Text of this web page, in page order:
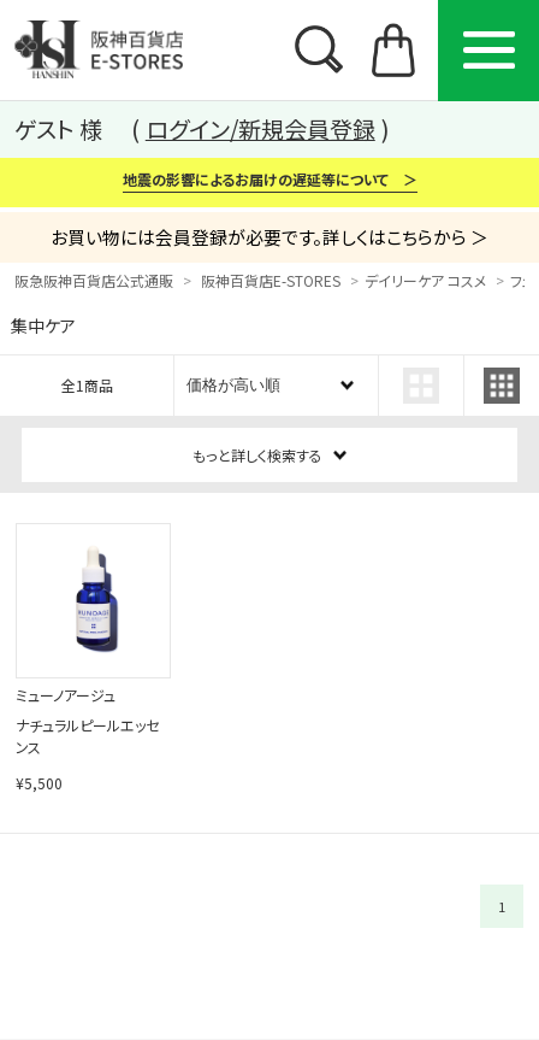
カテゴリー ブランド
ゲスト 様 ログイン/新規会員登録
地震の影響によるお届けの遅延等について ＞
お買い物には会員登録が必要です。詳しくはこちらから ＞
阪急阪神百貨店公式通販 阪神百貨店E-STORES デイリーケア コスメ フ
集中ケア
全1商品
もっと詳しく検索する
ミューノアージュ
ナチュラルピールエッセ
ンス
¥5,500
1